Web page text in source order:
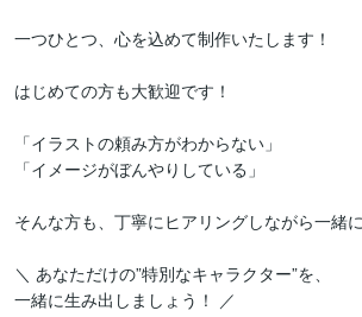
一つひとつ、心を込めて制作いたします！
はじめての方も大歓迎です！
「イラストの頼み方がわからない」
「イメージがぼんやりしている」
そんな方も、丁寧にヒアリングしながら一緒
＼ あなただけの”特別なキャラクター”を、
一緒に生み出しましょう！ ／